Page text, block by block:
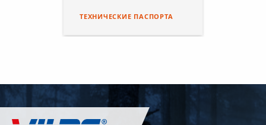
ТЕХНИЧЕСКИЕ ПАСПОРТА